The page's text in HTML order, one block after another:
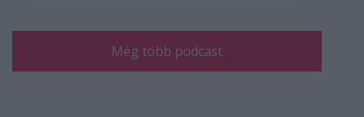
Még több podcast